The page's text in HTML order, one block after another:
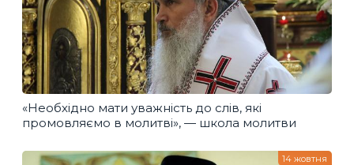
«Необхідно мати уважність до слів, які
промовляємо в молитві», — школа молитви
14 жовтня